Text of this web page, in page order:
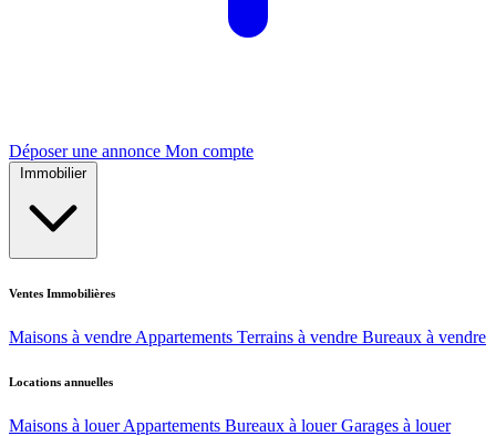
Déposer une annonce Mon compte
Immobilier
Ventes Immobilières
Maisons à vendre Appartements Terrains à vendre Bureaux à vendre
Locations annuelles
Maisons à louer Appartements Bureaux à louer Garages à louer